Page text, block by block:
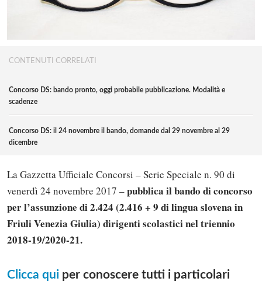
CONTENUTI CORRELATI
Concorso DS: bando pronto, oggi probabile pubblicazione. Modalità e
scadenze
Concorso DS: il 24 novembre il bando, domande dal 29 novembre al 29
dicembre
La Gazzetta Ufficiale Concorsi – Serie Speciale n. 90 di
venerdì 24 novembre 2017 –pubblica il bando di concorso
per l’assunzione di 2.424 (2.416 + 9 di lingua slovena in
Friuli Venezia Giulia) dirigenti scolastici nel triennio
2018-19/2020-21.
Clicca qui per conoscere tutti i particolari